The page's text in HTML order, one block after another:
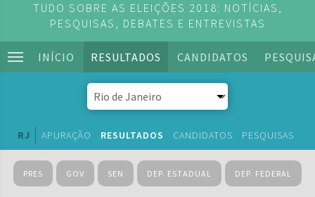
TUDO SOBRE AS ELEIÇÕES 2018: NOTÍCIAS,
PESQUISAS, DEBATES E ENTREVISTAS
INÍCIO RESULTADOS CANDIDATOS
RJ APURAÇÃO RESULTADOS CANDIDATOS PESQUISAS
PRES GOV SEN DEP. ESTADUAL DEP. FEDERAL